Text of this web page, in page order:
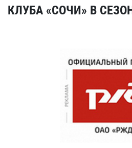
КЛУБА «СОЧИ» В